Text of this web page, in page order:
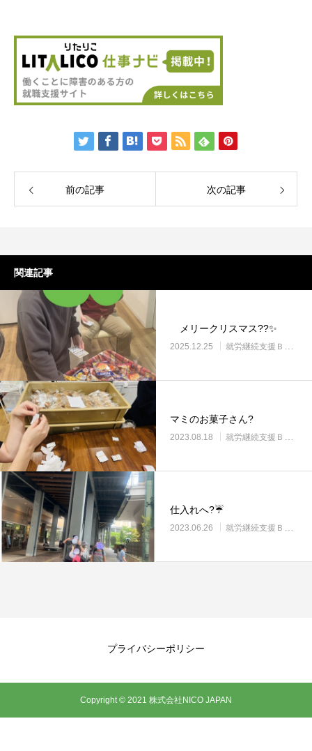
前の記事 次の記事
関連記事
メリークリスマス??✨
2025.12.25 就労継続支援Ｂ型・ニコプレイス
マミのお菓子さん?
2023.08.18 就労継続支援Ｂ型・ニコプレイス
仕入れへ?☔
2023.06.26 就労継続支援Ｂ型・ニコプレイス
プライバシーポリシー
Copyright © 2021 株式会社NICO JAPAN